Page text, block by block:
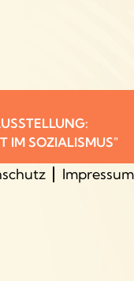
IM SOZIALISMUS"
Impressum